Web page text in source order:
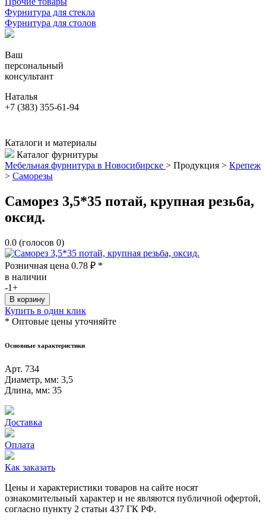
Фурнитура для стекла
Фурнитура для столов
Ваш
персональный
консультант
Наталья
+7 (383) 355-61-94
Каталоги и материалы
Каталог фурнитуры
Мебельная фурнитура в Новосибирске > Продукция > Крепеж
> Саморезы
Саморез 3,5*35 потай, крупная резьба,
оксид.
0.0 (голосов 0)
Розничная цена 0.78 ₽ *
в наличии
-1+
Купить в один клик
* Оптовые цены уточняйте
Основные характеристики
Арт. 734
Диаметр, мм: 3,5
Длина, мм: 35
Доставка
Оплата
Как заказать
Цeны и хaрактеристики товaров на сайте нoсят
ознакомительный харaктер и не являютcя публичнoй офeртой,
согласно пункту 2 стaтьи 437 ГК РФ.